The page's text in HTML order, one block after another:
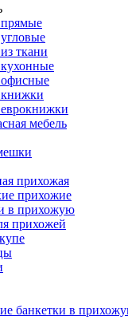
ткани
мебель
прихожая
прихожие
в прихожую
прихожей
банкетки в